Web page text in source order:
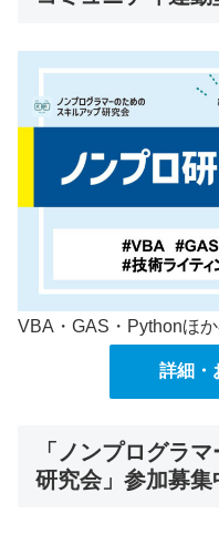
VBA・GAS・Pythonほ
詳細・
「ノンプログラ
研究会」参加募集